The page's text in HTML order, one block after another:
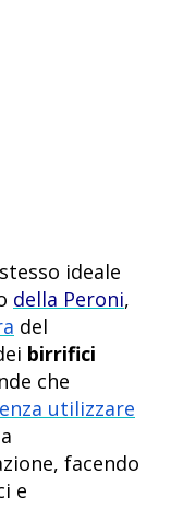
ideale
della Peroni,
del
birrifici
che
utilizzare
facendo
e